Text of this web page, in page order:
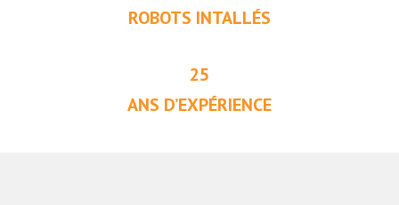
ROBOTS INTALLÉS
25
ANS D’EXPÉRIENCE